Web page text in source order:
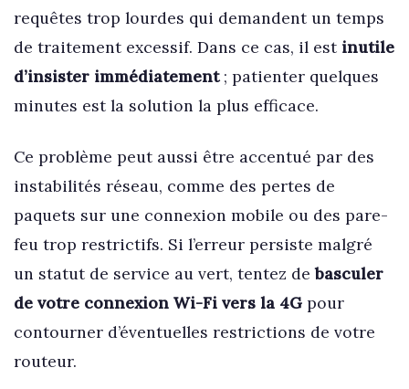
requêtes trop lourdes qui demandent un temps
de traitement excessif. Dans ce cas, il est inutile
d’insister immédiatement; patienter quelques
minutes est la solution la plus efficace.
Ce problème peut aussi être accentué par des
instabilités réseau, comme des pertes de
paquets sur une connexion mobile ou des pare-
feu trop restrictifs. Si l’erreur persiste malgré
un statut de service au vert, tentez debasculer
de votre connexion Wi-Fi vers la 4Gpour
contourner d’éventuelles restrictions de votre
routeur.